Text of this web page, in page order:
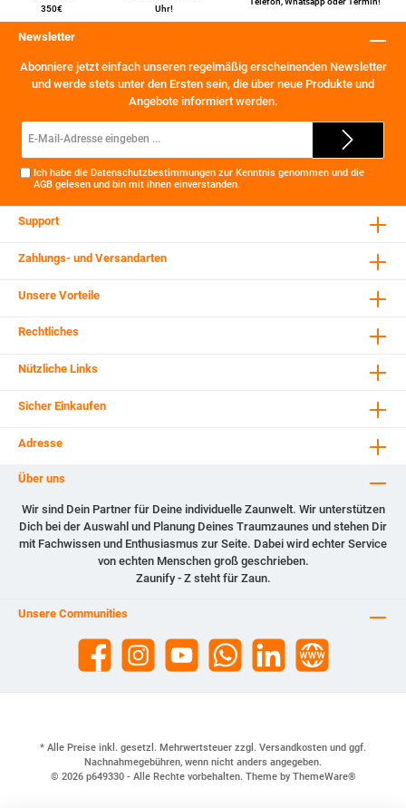
350€
Uhr!
Newsletter
Abonniere jetzt einfach unseren regelmäßig erscheinenden Newsletter
und werde stets unter den Ersten sein, die über neue Produkte und
Angebote informiert werden.
Ich habe die Datenschutzbestimmungen zur Kenntnis genommen und die
AGB gelesen und bin mit ihnen einverstanden.
Support
Zahlungs- und Versandarten
Unsere Vorteile
Rechtliches
Nützliche Links
Sicher Einkaufen
Adresse
Über uns
Wir sind Dein Partner für Deine individuelle Zaunwelt. Wir unterstützen
Dich bei der Auswahl und Planung Deines Traumzaunes und stehen Dir
mit Fachwissen und Enthusiasmus zur Seite. Dabei wird echter Service
von echten Menschen groß geschrieben.
Zaunify - Z steht für Zaun.
Unsere Communities
* Alle Preise inkl. gesetzl. Mehrwertsteuer zzgl. Versandkosten und ggf.
Nachnahmegebühren, wenn nicht anders angegeben.
© 2026 p649330 - Alle Rechte vorbehalten. Theme by ThemeWare®